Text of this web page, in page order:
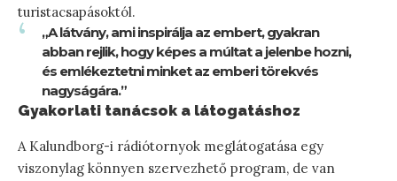
turistacsapásoktól.
„A látvány, ami inspirálja az embert, gyakran
abban rejlik, hogy képes a múltat a jelenbe hozni,
és emlékeztetni minket az emberi törekvés
nagyságára.”
Gyakorlati tanácsok a látogatáshoz
A Kalundborg-i rádiótornyok meglátogatása egy
viszonylag könnyen szervezhető program, de van